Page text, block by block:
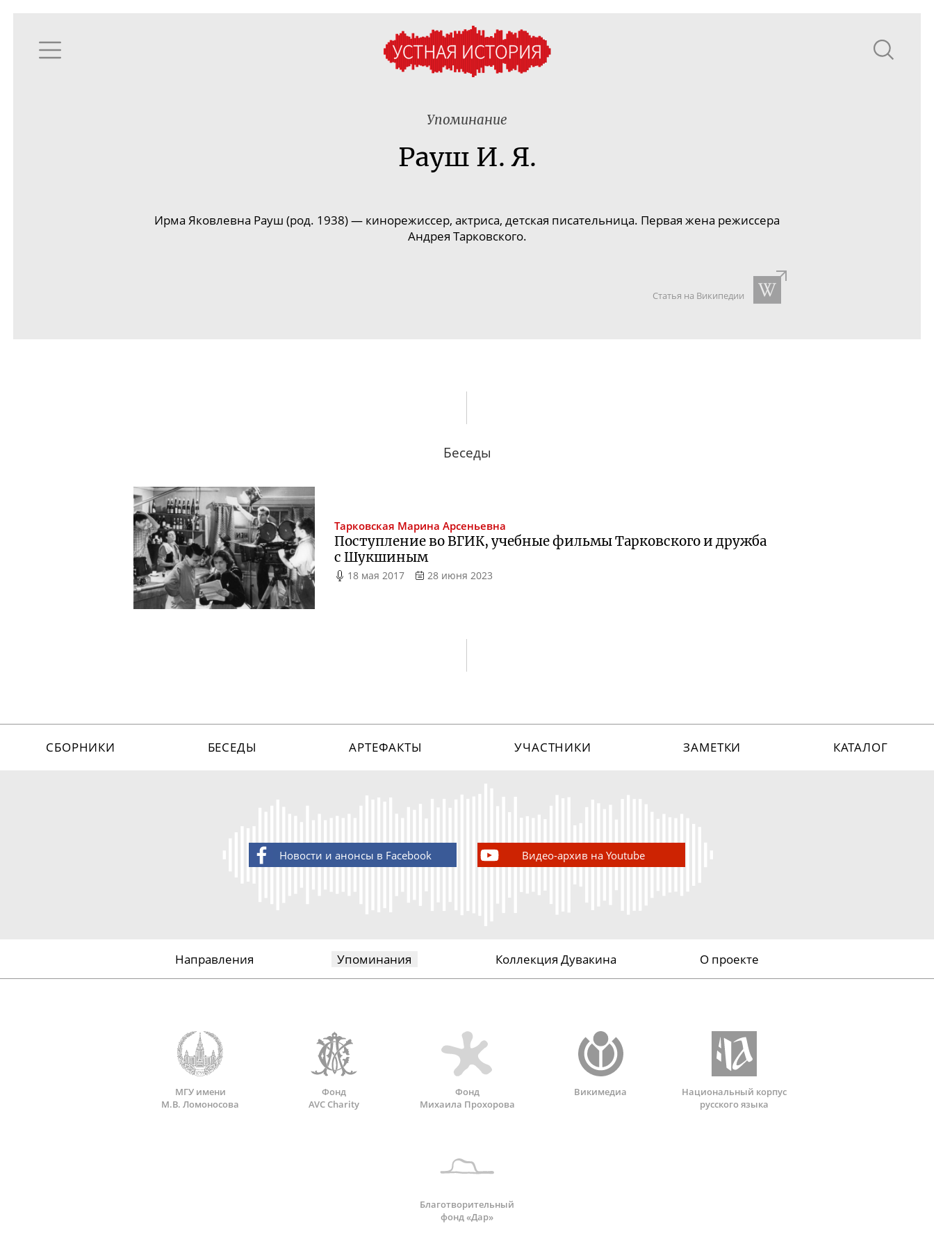
Упоминание
Рауш И. Я.
Ирма Яковлевна Рауш (род. 1938) — кинорежиссер, актриса, детская писательница. Первая жена режиссера
Андрея Тарковского.
Статья на Википедии
Беседы
Тарковская Марина Арсеньевна
Поступление во ВГИК, учебные фильмы Тарковского и дружба
с Шукшиным
18 мая 2017 28 июня 2023
СБОРНИКИ БЕСЕДЫ АРТЕФАКТЫ УЧАСТНИКИ ЗАМЕТКИ КАТАЛОГ
Новости и анонсы в Facebook Видео-архив на Youtube
Направления Упоминания Коллекция Дувакина О проекте
МГУ имени
М.В. Ломоносова
Фонд
AVC Charity
Фонд
Михаила Прохорова
Викимедиа
Национальный корпус
русского языка
Благотворительный
фонд «Дар»